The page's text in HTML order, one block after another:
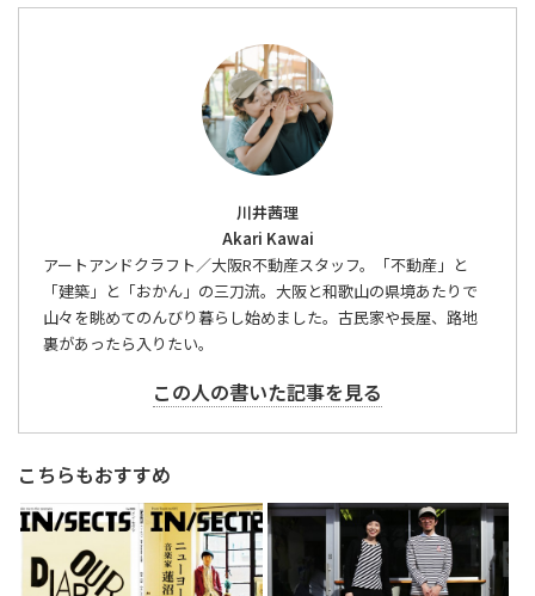
川井茜理
Akari Kawai
アートアンドクラフト／大阪R不動産スタッフ。「不動産」と
「建築」と「おかん」の三刀流。大阪と和歌山の県境あたりで
山々を眺めてのんびり暮らし始めました。古民家や長屋、路地
裏があったら入りたい。
この人の書いた記事を見る
こちらもおすすめ